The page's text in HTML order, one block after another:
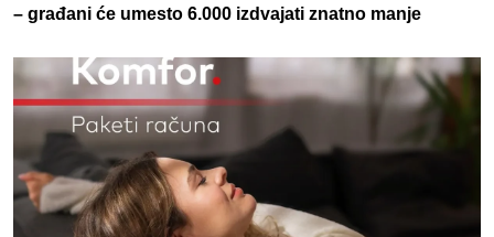
– građani će umesto 6.000 izdvajati znatno manje